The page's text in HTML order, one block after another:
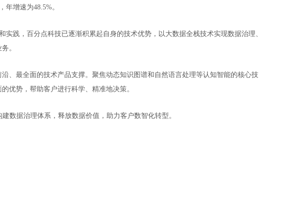
年增速为48.5%。
践，百分点科技已逐渐积累起自身的技术优势，以大数据全栈技术实现数据治理、
。
、最全面的技术产品支撑。聚焦动态知识图谱和自然语言处理等认知智能的核心技
优势，帮助客户进行科学、精准地决策。
数据治理体系，释放数据价值，助力客户数智化转型。